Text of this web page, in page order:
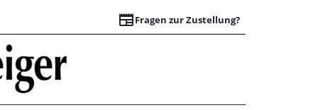
newspaperFragen zur Zustellung?
Suchergebnisse |